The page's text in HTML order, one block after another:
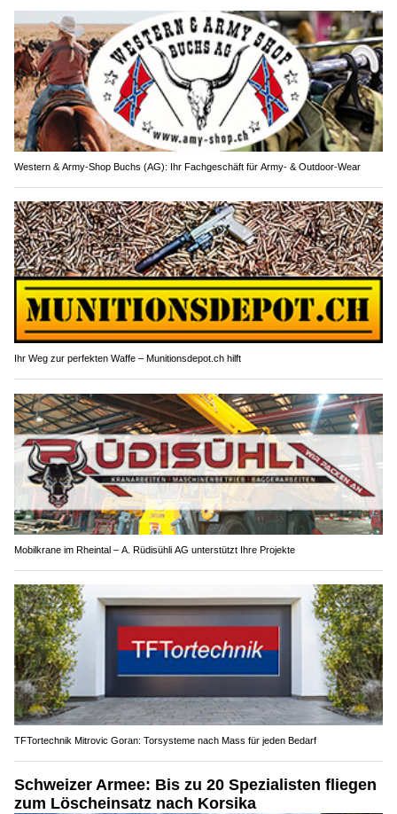
Western & Army-Shop Buchs (AG): Ihr Fachgeschäft für Army- & Outdoor-Wear
Ihr Weg zur perfekten Waffe – Munitionsdepot.ch hilft
Mobilkrane im Rheintal – A. Rüdisühli AG unterstützt Ihre Projekte
TFTortechnik Mitrovic Goran: Torsysteme nach Mass für jeden Bedarf
Schweizer Armee: Bis zu 20 Spezialisten fliegen
zum Löscheinsatz nach Korsika